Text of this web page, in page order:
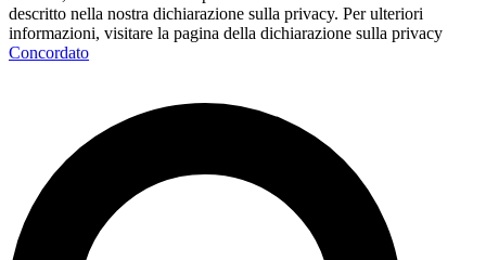
descritto nella nostra dichiarazione sulla privacy. Per ulteriori
informazioni, visitare la pagina della dichiarazione sulla privacy
Concordato